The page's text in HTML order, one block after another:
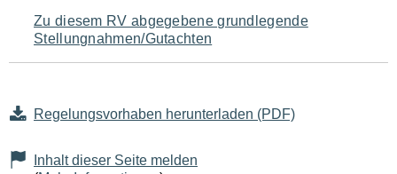
Zu diesem RV abgegebene grundlegende
Stellungnahmen/Gutachten
Regelungsvorhaben herunterladen (PDF)
Inhalt dieser Seite melden